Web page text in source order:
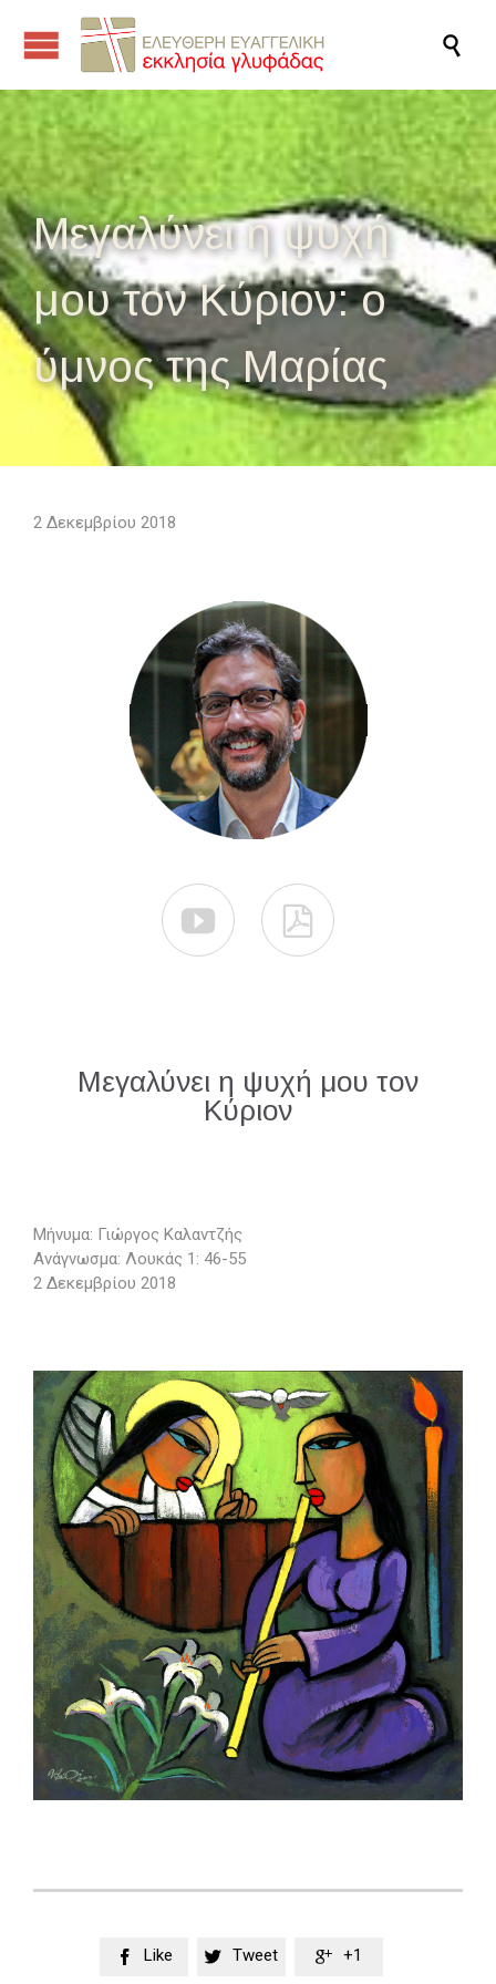

Μεγαλύνει η ψυχή
μου τον Κύριον: ο
ύμνος της Μαρίας
2 Δεκεμβρίου 2018
 
Μεγαλύνει η ψυχή μου τον
Κύριον
Μήνυμα: Γιώργος Καλαντζής
Ανάγνωσμα: Λουκάς 1: 46-55
2 Δεκεμβρίου 2018
 Like  Tweet  +1